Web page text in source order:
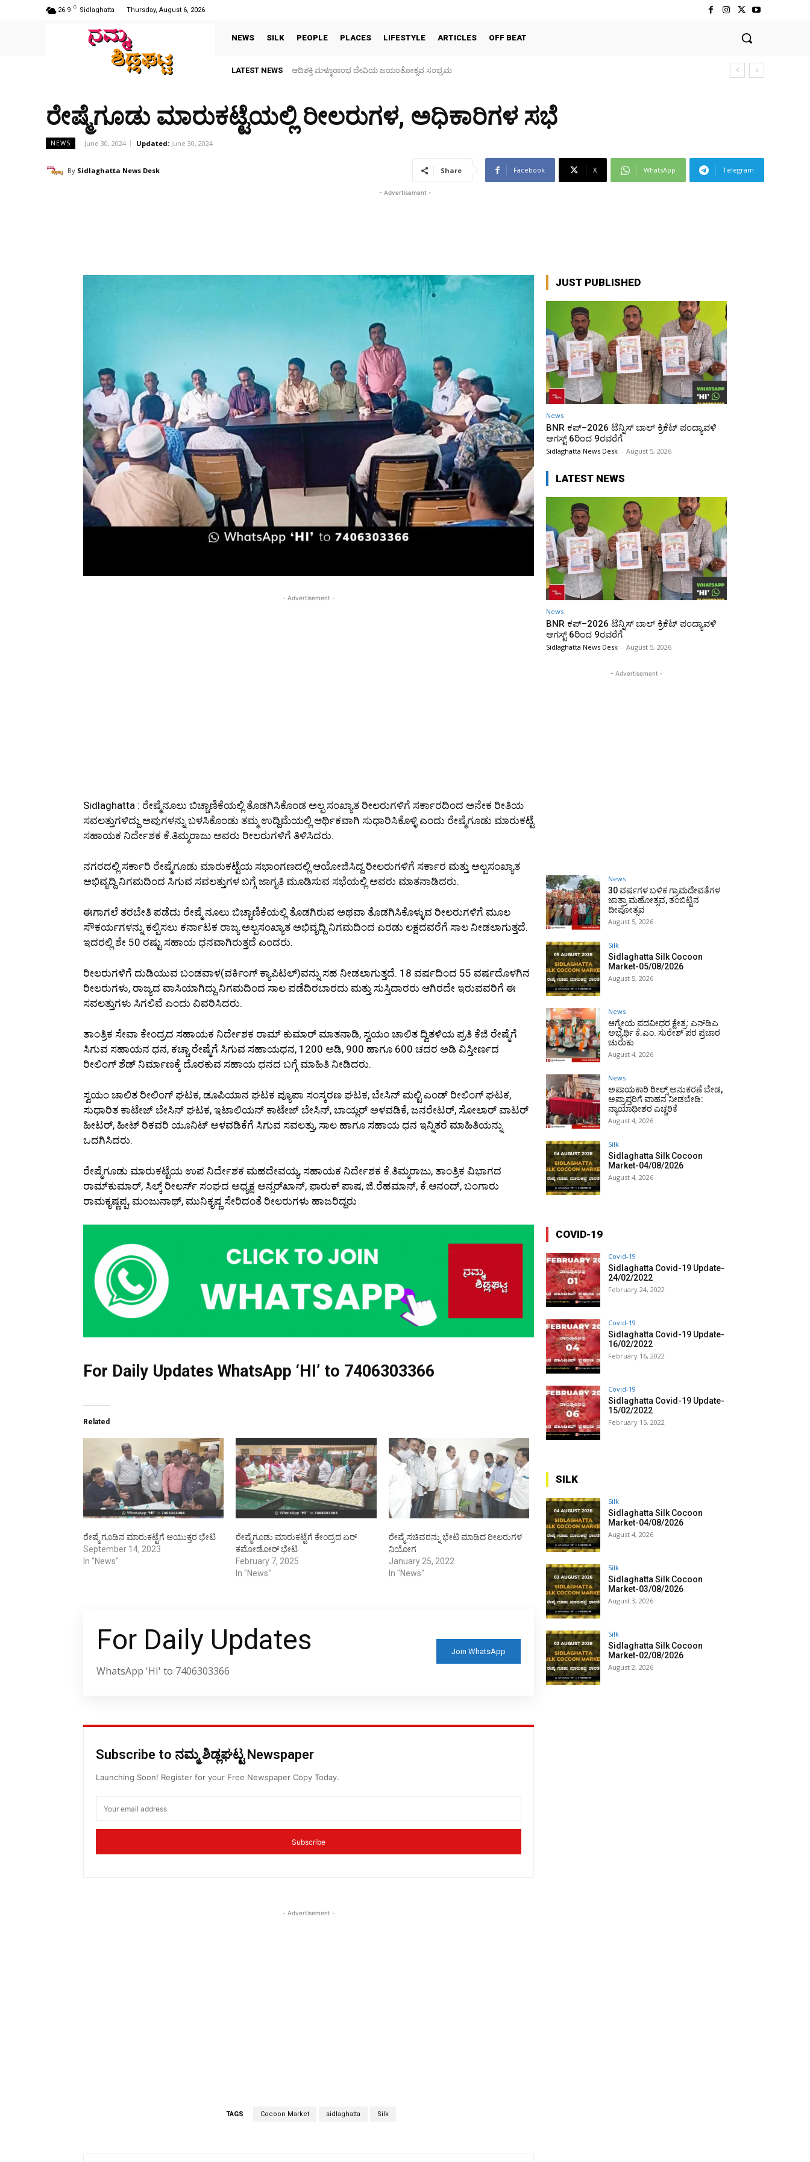
26.9 C Sidlaghatta Thursday, August 6, 2026
NEWS SILK PEOPLE PLACES LIFESTYLE ARTICLES OFF BEAT
LATEST NEWS 30 ವರ್ಷಗಳ ಬಳಿಕ ಗ್ರಾಮದೇವತೆಗಳ ಜಾತ್ರಾ ಮಹೋತ್ಸವ, ತಂಬಿಟ್ಟಿನ ದೀಪೋತ್ಸವ
ರೇಷ್ಮೆಗೂಡು ಮಾರುಕಟ್ಟೆಯಲ್ಲಿ ರೀಲರುಗಳ, ಅಧಿಕಾರಿಗಳ ಸಭೆ
NEWS June 30, 2024 Updated: June 30, 2024
By Sidlaghatta News Desk Share Facebook X WhatsApp Telegram
- Advertisement -
- Advertisement -
Sidlaghatta : ರೇಷ್ಮೆನೂಲು ಬಿಚ್ಚಾಣಿಕೆಯಲ್ಲಿ ತೊಡಗಿಸಿಕೊಂಡ ಅಲ್ಪ ಸಂಖ್ಯಾತ ರೀಲರುಗಳಿಗೆ ಸರ್ಕಾರದಿಂದ ಅನೇಕ ರೀತಿಯ
ಸವಲತ್ತುಗಳಿದ್ದು ಅವುಗಳನ್ನು ಬಳಸಿಕೊಂಡು ತಮ್ಮ ಉದ್ದಿಮೆಯಲ್ಲಿ ಆರ್ಥಿಕವಾಗಿ ಸುಧಾರಿಸಿಕೊಳ್ಳಿ ಎಂದು ರೇಷ್ಮೆಗೂಡು ಮಾರುಕಟ್ಟೆ
ಸಹಾಯಕ ನಿರ್ದೇಶಕ ಕೆ.ತಿಮ್ಮರಾಜು ಅವರು ರೀಲರುಗಳಿಗೆ ತಿಳಿಸಿದರು.
ನಗರದಲ್ಲಿ ಸರ್ಕಾರಿ ರೇಷ್ಮೆಗೂಡು ಮಾರುಕಟ್ಟೆಯ ಸಭಾಂಗಣದಲ್ಲಿ ಆಯೋಜಿಸಿದ್ದ ರೀಲರುಗಳಿಗೆ ಸರ್ಕಾರ ಮತ್ತು ಅಲ್ಪಸಂಖ್ಯಾತ
ಅಭಿವೃದ್ದಿ ನಿಗಮದಿಂದ ಸಿಗುವ ಸವಲತ್ತುಗಳ ಬಗ್ಗೆ ಜಾಗೃತಿ ಮೂಡಿಸುವ ಸಭೆಯಲ್ಲಿ ಅವರು ಮಾತನಾಡಿದರು.
ಈಗಾಗಲೆ ತರಬೇತಿ ಪಡೆದು ರೇಷ್ಮೆ ನೂಲು ಬಿಚ್ಚಾಣಿಕೆಯಲ್ಲಿ ತೊಡಗಿರುವ ಅಥವಾ ತೊಡಗಿಸಿಕೊಳ್ಳುವ ರೀಲರುಗಳಿಗೆ ಮೂಲ
ಸೌಕರ್ಯಗಳನ್ನು ಕಲ್ಪಿಸಲು ಕರ್ನಾಟಕ ರಾಜ್ಯ ಅಲ್ಪಸಂಖ್ಯಾತ ಅಭಿವೃದ್ದಿ ನಿಗಮದಿಂದ ಎರಡು ಲಕ್ಷದವರೆಗೆ ಸಾಲ ನೀಡಲಾಗುತ್ತದೆ.
ಇದರಲ್ಲಿ ಶೇ 50 ರಷ್ಟು ಸಹಾಯ ಧನವಾಗಿರುತ್ತದೆ ಎಂದರು.
ರೀಲರುಗಳಿಗೆ ದುಡಿಯುವ ಬಂಡವಾಳ(ವರ್ಕಿಂಗ್ ಕ್ಯಾಪಿಟಲ್)ವನ್ನು ಸಹ ನೀಡಲಾಗುತ್ತದೆ. 18 ವರ್ಷದಿಂದ 55 ವರ್ಷದೊಳಗಿನ
ರೀಲರುಗಳು, ರಾಜ್ಯದ ವಾಸಿಯಾಗಿದ್ದು ನಿಗಮದಿಂದ ಸಾಲ ಪಡೆದಿರಬಾರದು ಮತ್ತು ಸುಸ್ತಿದಾರರು ಆಗಿರದೇ ಇರುವವರಿಗೆ ಈ
ಸವಲತ್ತುಗಳು ಸಿಗಲಿವೆ ಎಂದು ವಿವರಿಸಿದರು.
ತಾಂತ್ರಿಕ ಸೇವಾ ಕೇಂದ್ರದ ಸಹಾಯಕ ನಿರ್ದೇಶಕ ರಾಮ್‌ ಕುಮಾರ್ ಮಾತನಾಡಿ, ಸ್ವಯಂ ಚಾಲಿತ ದ್ವಿತಳಿಯ ಪ್ರತಿ ಕೆಜಿ ರೇಷ್ಮೆಗೆ
ಸಿಗುವ ಸಹಾಯನ ಧನ, ಕಚ್ಚಾ ರೇಷ್ಮೆಗೆ ಸಿಗುವ ಸಹಾಯಧನ, 1200 ಅಡಿ, 900 ಹಾಗೂ 600 ಚದರ ಅಡಿ ವಿಸ್ತೀರ್ಣದ
ರೀಲಿಂಗ್ ಶೆಡ್ ನಿರ್ಮಾಣಕ್ಕೆ ದೊರಕುವ ಸಹಾಯ ಧನದ ಬಗ್ಗೆ ಮಾಹಿತಿ ನೀಡಿದರು.
ಸ್ವಯಂ ಚಾಲಿತ ರೀಲಿಂಗ್ ಘಟಕ, ಡೂಪಿಯಾನ ಘಟಕ ಪ್ಯೂಪಾ ಸಂಸ್ಕರಣ ಘಟಕ, ಬೇಸಿನ್ ಮಲ್ಟಿ ಎಂಡ್ ರೀಲಿಂಗ್ ಘಟಕ,
ಸುಧಾರಿತ ಕಾಟೇಜ್ ಬೇಸಿನ್ ಘಟಕ, ಇಟಾಲಿಯನ್ ಕಾಟೇಜ್ ಬೇಸಿನ್, ಬಾಯ್ಲರ್ ಅಳವಡಿಕೆ, ಜನರೇಟರ್, ಸೋಲಾರ್ ವಾಟರ್
ಹೀಟರ್, ಹೀಟ್ ರಿಕವರಿ ಯೂನಿಟ್ ಅಳವಡಿಕೆಗೆ ಸಿಗುವ ಸವಲತ್ತು, ಸಾಲ ಹಾಗೂ ಸಹಾಯ ಧನ ಇನ್ನಿತರೆ ಮಾಹಿತಿಯನ್ನು
ಒದಗಿಸಿದರು.
ರೇಷ್ಮೆಗೂಡು ಮಾರುಕಟ್ಟೆಯ ಉಪ ನಿರ್ದೇಶಕ ಮಹದೇವಯ್ಯ, ಸಹಾಯಕ ನಿರ್ದೇಶಕ ಕೆ.ತಿಮ್ಮರಾಜು, ತಾಂತ್ರಿಕ ವಿಭಾಗದ
ರಾಮ್‌ಕುಮಾರ್, ಸಿಲ್ಕ್ ರೀಲರ್ಸ್ ಸಂಘದ ಅಧ್ಯಕ್ಷ ಅನ್ಸರ್‌ಖಾನ್, ಫಾರುಕ್ ಪಾಷ, ಜಿ.ರೆಹಮಾನ್, ಕೆ.ಆನಂದ್, ಬಂಗಾರು
ರಾಮಕೃಷ್ಣಪ್ಪ, ಮಂಜುನಾಥ್, ಮುನಿಕೃಷ್ಣ ಸೇರಿದಂತೆ ರೀಲರುಗಳು ಹಾಜರಿದ್ದರು
For Daily Updates WhatsApp ‘HI’ to 7406303366
Related
ರೇಷ್ಮೆ ಗೂಡಿನ ಮಾರುಕಟ್ಟೆಗೆ ಆಯುಕ್ತರ ಭೇಟಿ
September 14, 2023
In "News"
ರೇಷ್ಮೆಗೂಡು ಮಾರುಕಟ್ಟೆಗೆ ಕೇಂದ್ರದ ಏರ್
ಕಮೋಡೋರ್ ಭೇಟಿ
February 7, 2025
In "News"
ರೇಷ್ಮೆ ಸಚಿವರನ್ನು ಭೇಟಿ ಮಾಡಿದ ರೀಲರುಗಳ
ನಿಯೋಗ
January 25, 2022
In "News"
For Daily Updates
WhatsApp 'HI' to 7406303366
Join WhatsApp
Subscribe to ನಮ್ಮ ಶಿಡ್ಲಘಟ್ಟ Newspaper
Launching Soon! Register for your Free Newspaper Copy Today.
Subscribe
- Advertisement -
TAGS Cocoon Market sidlaghatta Silk
JUST PUBLISHED
News
BNR ಕಪ್–2026 ಟೆನ್ನಿಸ್ ಬಾಲ್ ಕ್ರಿಕೆಟ್ ಪಂದ್ಯಾವಳಿ
ಆಗಸ್ಟ್ 6ರಿಂದ 9ರವರೆಗೆ
Sidlaghatta News Desk - August 5, 2026
LATEST NEWS
News
BNR ಕಪ್–2026 ಟೆನ್ನಿಸ್ ಬಾಲ್ ಕ್ರಿಕೆಟ್ ಪಂದ್ಯಾವಳಿ
ಆಗಸ್ಟ್ 6ರಿಂದ 9ರವರೆಗೆ
Sidlaghatta News Desk - August 5, 2026
- Advertisement -
News
30 ವರ್ಷಗಳ ಬಳಿಕ ಗ್ರಾಮದೇವತೆಗಳ
ಜಾತ್ರಾ ಮಹೋತ್ಸವ, ತಂಬಿಟ್ಟಿನ
ದೀಪೋತ್ಸವ
August 5, 2026
Silk
Sidlaghatta Silk Cocoon
Market-05/08/2026
August 5, 2026
News
ಆಗ್ನೇಯ ಪದವೀಧರ ಕ್ಷೇತ್ರ: ಎನ್‌ಡಿಎ
ಅಭ್ಯರ್ಥಿ ಕೆ.ಎಂ. ಸುರೇಶ್ ಪರ ಪ್ರಚಾರ
ಚುರುಕು
August 4, 2026
News
ಅಪಾಯಕಾರಿ ರೀಲ್ಸ್ ಅನುಕರಣೆ ಬೇಡ,
ಅಪ್ರಾಪ್ತರಿಗೆ ವಾಹನ ನೀಡಬೇಡಿ:
ನ್ಯಾಯಾಧೀಶರ ಎಚ್ಚರಿಕೆ
August 4, 2026
Silk
Sidlaghatta Silk Cocoon
Market-04/08/2026
August 4, 2026
COVID-19
Covid-19
Sidlaghatta Covid-19 Update-
24/02/2022
February 24, 2022
Covid-19
Sidlaghatta Covid-19 Update-
16/02/2022
February 16, 2022
Covid-19
Sidlaghatta Covid-19 Update-
15/02/2022
February 15, 2022
SILK
Silk
Sidlaghatta Silk Cocoon
Market-04/08/2026
August 4, 2026
Silk
Sidlaghatta Silk Cocoon
Market-03/08/2026
August 3, 2026
Silk
Sidlaghatta Silk Cocoon
Market-02/08/2026
August 2, 2026